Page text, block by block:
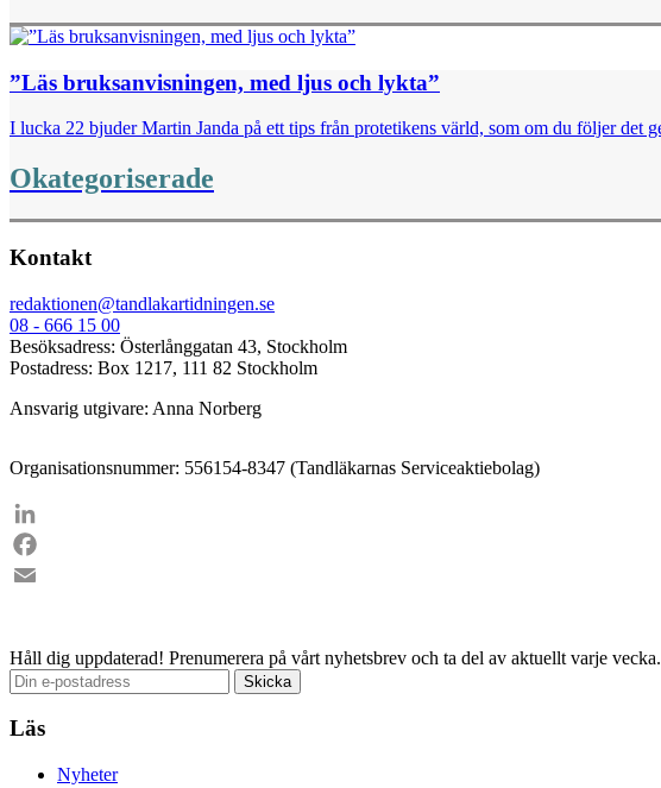
”Läs bruksanvisningen, med ljus och lykta”
I lucka 22 bjuder Martin Janda på ett tips från protetikens värld, som om du följer det
Okategoriserade
Kontakt
redaktionen@tandlakartidningen.se
08 - 666 15 00
Besöksadress: Österlånggatan 43, Stockholm
Postadress: Box 1217, 111 82 Stockholm
Ansvarig utgivare: Anna Norberg
Organisationsnummer: 556154-8347 (Tandläkarnas Serviceaktiebolag)
LinkedIn
Facebook
Håll dig uppdaterad! Prenumerera på vårt nyhetsbrev och ta del av aktuellt varje vecka.
Läs
Nyheter